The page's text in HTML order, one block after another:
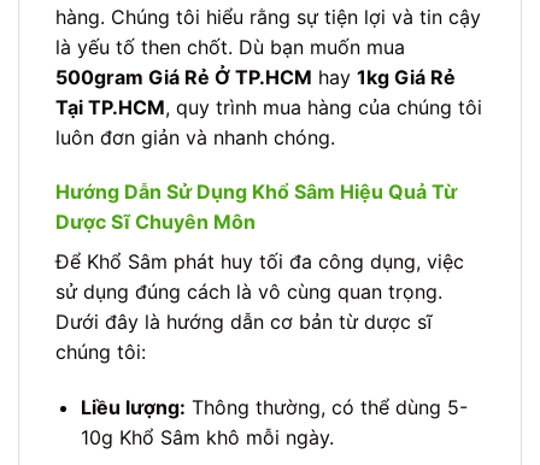
hàng. Chúng tôi hiểu rằng sự tiện lợi và tin cậy
là yếu tố then chốt. Dù bạn muốn mua
500gram Giá Rẻ Ở TP.HCM hay 1kg Giá Rẻ
Tại TP.HCM, quy trình mua hàng của chúng tôi
luôn đơn giản và nhanh chóng.
Hướng Dẫn Sử Dụng Khổ Sâm Hiệu Quả Từ
Dược Sĩ Chuyên Môn
Để Khổ Sâm phát huy tối đa công dụng, việc
sử dụng đúng cách là vô cùng quan trọng.
Dưới đây là hướng dẫn cơ bản từ dược sĩ
chúng tôi:
Liều lượng: Thông thường, có thể dùng 5-
10g Khổ Sâm khô mỗi ngày.